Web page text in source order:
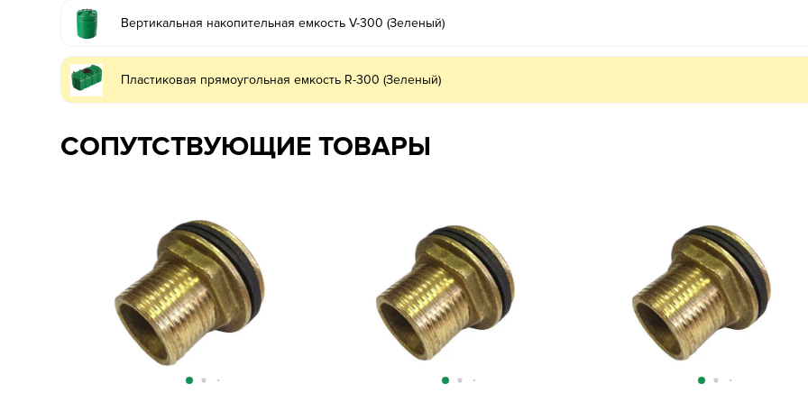
Вертикальная накопительная емкость V-300 (Зеленый)
Пластиковая прямоугольная емкость R-300 (Зеленый)
СОПУТСТВУЮЩИЕ ТОВАРЫ